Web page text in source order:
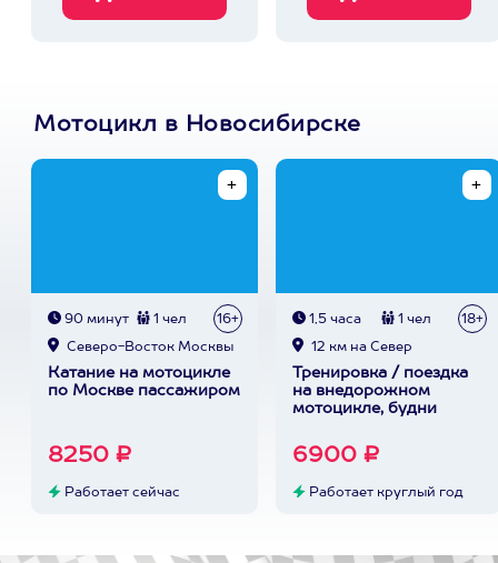
Мотоцикл в Новосибирске
90 минут 1 чел 16+
Северо-Восток Москвы
Катание на мотоцикле
по Москве пассажиром
8250 ₽
Работает сейчас
1,5 часа 1 чел 18+
12 км на Север
Тренировка / поездка
на внедорожном
мотоцикле, будни
6900 ₽
Работает круглый год